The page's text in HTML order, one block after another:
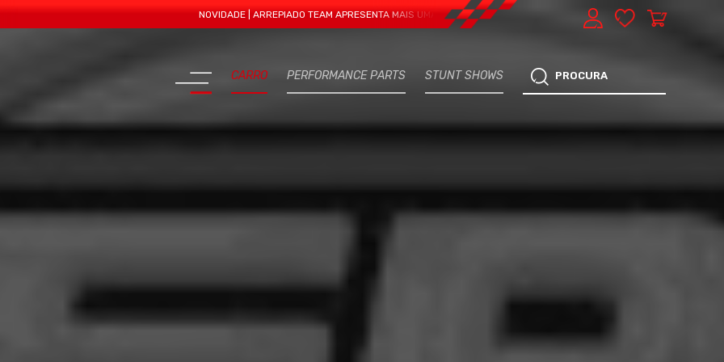
NOVIDADE | ARREPIADO TEAM APRESENTA MAIS UMA VERTENTE - EXPRESS CAR SERVICE, MANUTENÇÃO DO TEU CARRO -
CARRO PERFORMANCE PARTS STUNT SHOWS